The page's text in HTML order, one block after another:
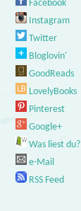
Facebook
Instagram
Twitter
Bloglovin'
GoodReads
LovelyBooks
Pinterest
Google+
Was liest du?
e-Mail
RSS Feed